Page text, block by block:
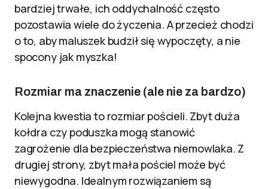
bardziej trwałe, ich oddychalność często
pozostawia wiele do życzenia. A przecież chodzi
o to, aby maluszek budził się wypoczęty, a nie
spocony jak myszka!
Rozmiar ma znaczenie (ale nie za bardzo)
Kolejna kwestia to rozmiar pościeli. Zbyt duża
kołdra czy poduszka mogą stanowić
zagrożenie dla bezpieczeństwa niemowlaka. Z
drugiej strony, zbyt mała pościel może być
niewygodna. Idealnym rozwiązaniem są